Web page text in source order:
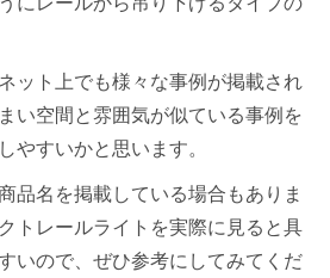
ット上でも様々な事例が掲載され
い空間と雰囲気が似ている事例を
やすいかと思います。
品名を掲載している場合もありま
トレールライトを実際に見ると具
いので、ぜひ参考にしてみてくだ